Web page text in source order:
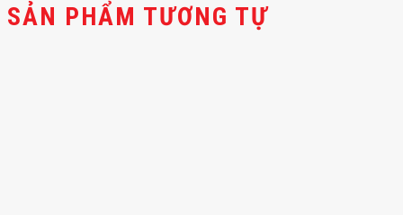
SẢN PHẨM TƯƠNG TỰ